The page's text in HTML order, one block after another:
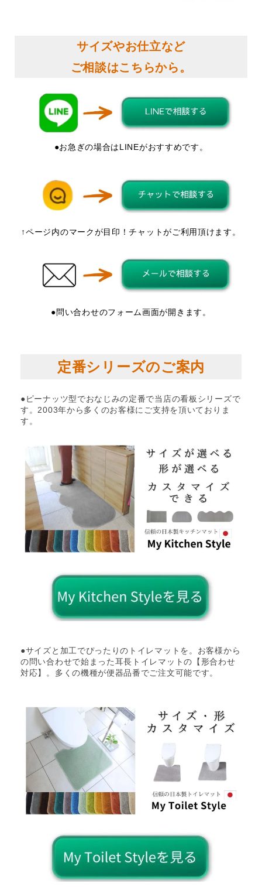
サイズやお仕立など
ご相談はこちらから。
●お急ぎの場合はLINEがおすすめです。
↑ページ内のマークが目印！チャットがご利用頂けます。
●問い合わせのフォーム画面が開きます。
定番シリーズのご案内
●ピーナッツ型でおなじみの定番で当店の看板シリーズで
す。2003年から多くのお客様にご支持を頂いておりま
す。
●サイズと加工でぴったりのトイレマットを。お客様から
の問い合わせで始まった耳長トイレマットの【形合わせ
対応】。多くの機種が便器品番でご注文可能です。